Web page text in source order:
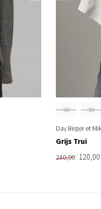
36 38
Day Birger et
Grijs Trui
240,00 120,00